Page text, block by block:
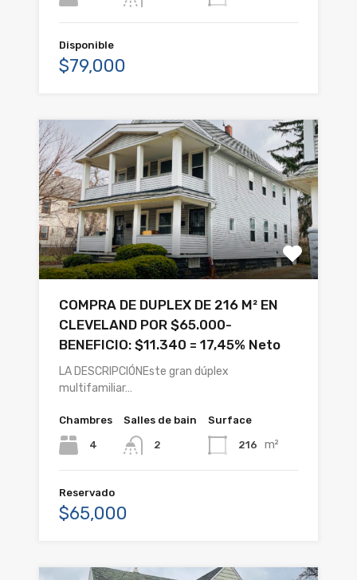
Disponible
$79,000
COMPRA DE DUPLEX DE 216 M² EN
CLEVELAND POR $65.000-
BENEFICIO: $11.340 = 17,45% Neto
LA DESCRIPCIÓNEste gran dúplex
multifamiliar…
Chambres
4
Salles de bain
2
Surface
216 m²
Reservado
$65,000